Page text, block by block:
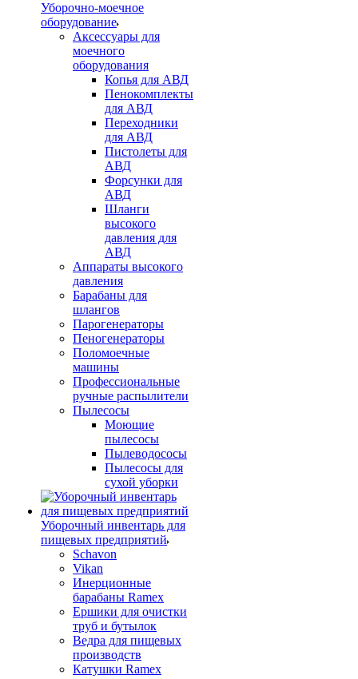
Уборочно-моечное
оборудование
Аксессуары для
моечного
оборудования
Копья для АВД
Пенокомплекты
для АВД
Переходники
для АВД
Пистолеты для
АВД
Форсунки для
АВД
Шланги
высокого
давления для
АВД
Аппараты высокого
давления
Барабаны для
шлангов
Парогенераторы
Пеногенераторы
Поломоечные
машины
Профессиональные
ручные распылители
Пылесосы
Моющие
пылесосы
Пылеводососы
Пылесосы для
сухой уборки
Уборочный инвентарь для
пищевых предприятий
Schavon
Vikan
Инерционные
барабаны Ramex
Ершики для очистки
труб и бутылок
Ведра для пищевых
производств
Катушки Ramex